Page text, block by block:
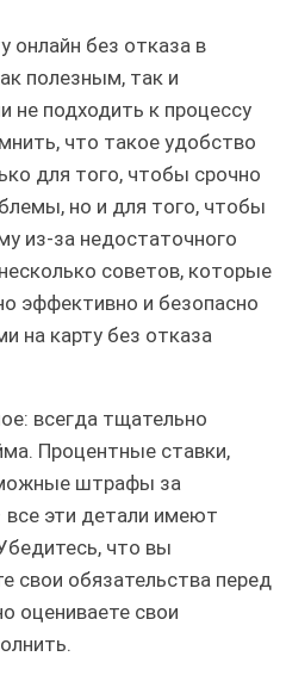
онлайн без отказа в
полезным, так и
не подходить к процессу
что такое удобство
для того, чтобы срочно
но и для того, чтобы
из-за недостаточного
советов, которые
эффективно и безопасно
на карту без отказа
всегда тщательно
Процентные ставки,
штрафы за
все эти детали имеют
что вы
свои обязательства перед
оцениваете свои